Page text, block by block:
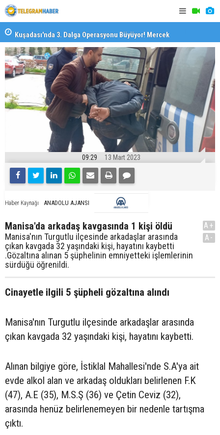
Kuşadası'nda 3. Dalga Operasyonu Büyüyor! Mercek
Altındaki Dosya: 2023 İmar Planları
09:29 13 Mart 2023
Haber Kaynağı ANADOLU AJANSI
Manisa'da arkadaş kavgasında 1 kişi öldü
Manisa'nın Turgutlu ilçesinde arkadaşlar arasında
çıkan kavgada 32 yaşındaki kişi, hayatını kaybetti
.Gözaltına alınan 5 şüphelinin emniyetteki işlemlerinin
sürdüğü öğrenildi.
A+
A-
Cinayetle ilgili 5 şüpheli gözaltına alındı
Manisa'nın Turgutlu ilçesinde arkadaşlar arasında
çıkan kavgada 32 yaşındaki kişi, hayatını kaybetti.
Alınan bilgiye göre, İstiklal Mahallesi'nde S.A'ya ait
evde alkol alan ve arkadaş oldukları belirlenen F.K
(47), A.E (35), M.S.Ş (36) ve Çetin Ceviz (32),
arasında henüz belirlenemeyen bir nedenle tartışma
çıktı.